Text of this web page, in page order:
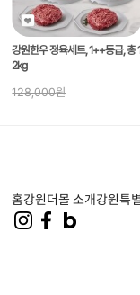
강원한우 정육세트, 1++등급, 총
2kg
128,000원
홈강원더몰 소개강원특